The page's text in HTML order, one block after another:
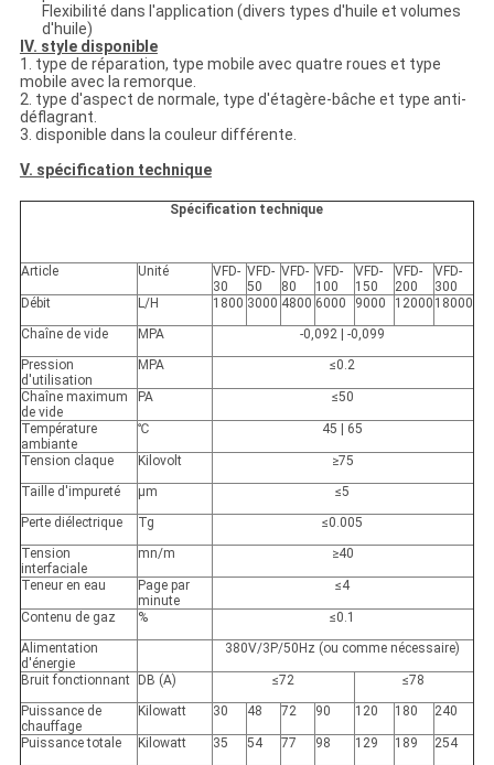
Flexibilité dans l'application (divers types d'huile et volumes
d'huile)
IV. style disponible
1. type de réparation, type mobile avec quatre roues et type
mobile avec la remorque.
2. type d'aspect de normale, type d'étagère-bâche et type anti-
déflagrant.
3. disponible dans la couleur différente.
V. spécification technique
Spécification technique
Article Unité
VFD-
30
VFD-
50
VFD-
80
VFD-
100
VFD-
150
VFD-
200
VFD-
300
Débit
L/H 1800 3000 4800 6000 9000 12000 18000
Chaîne de vide
MPA
-0,092 | -0,099
Pression
d'utilisation
MPA ≤0.2
Chaîne maximum
de vide
PA ≤50
Température
ambiante
℃ 45 | 65
Tension claque Kilovolt
≥75
Taille d'impureté
μm
≤5
Perte diélectrique
Tg
≤0.005
Tension
interfaciale
mn/m ≥40
Teneur en eau
Page par
minute
≤4
Contenu de gaz %
≤0.1
Alimentation
d'énergie
380V/3P/50Hz (ou comme nécessaire)
Bruit fonctionnant DB (A) ≤72
≤78
Puissance de
chauffage
Kilowatt 30 48 72 90 120 180 240
Puissance totale Kilowatt 35 54 77 98 129 189
254